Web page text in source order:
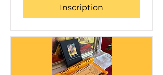
Inscription